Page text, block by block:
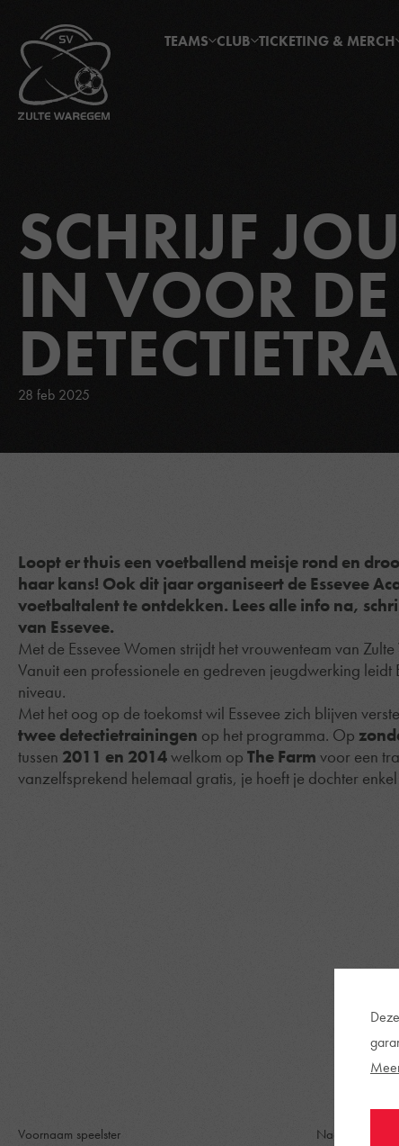
TEAMS CLUB TICKETING & MERCH
SCHRIJF
IN VOOR DE
28 feb 2025
Loopt er thuis een voetballend meisje rond en
haar kans! Ook dit jaar organiseert de Essevee
voetbaltalent te ontdekken. Lees alle info na,
van Essevee.
Met de Essevee Women strijdt het vrouwenteam van
Vanuit een professionele en gedreven jeugdwerking
niveau.
Met het oog op de toekomst wil Essevee zich blijven
twee detectietrainingen op het programma. Op
tussen 2011 en 2014welkom op The Farm voor een
vanzelfsprekend helemaal gratis, je hoeft je dochter
Voornaam speelster Naam